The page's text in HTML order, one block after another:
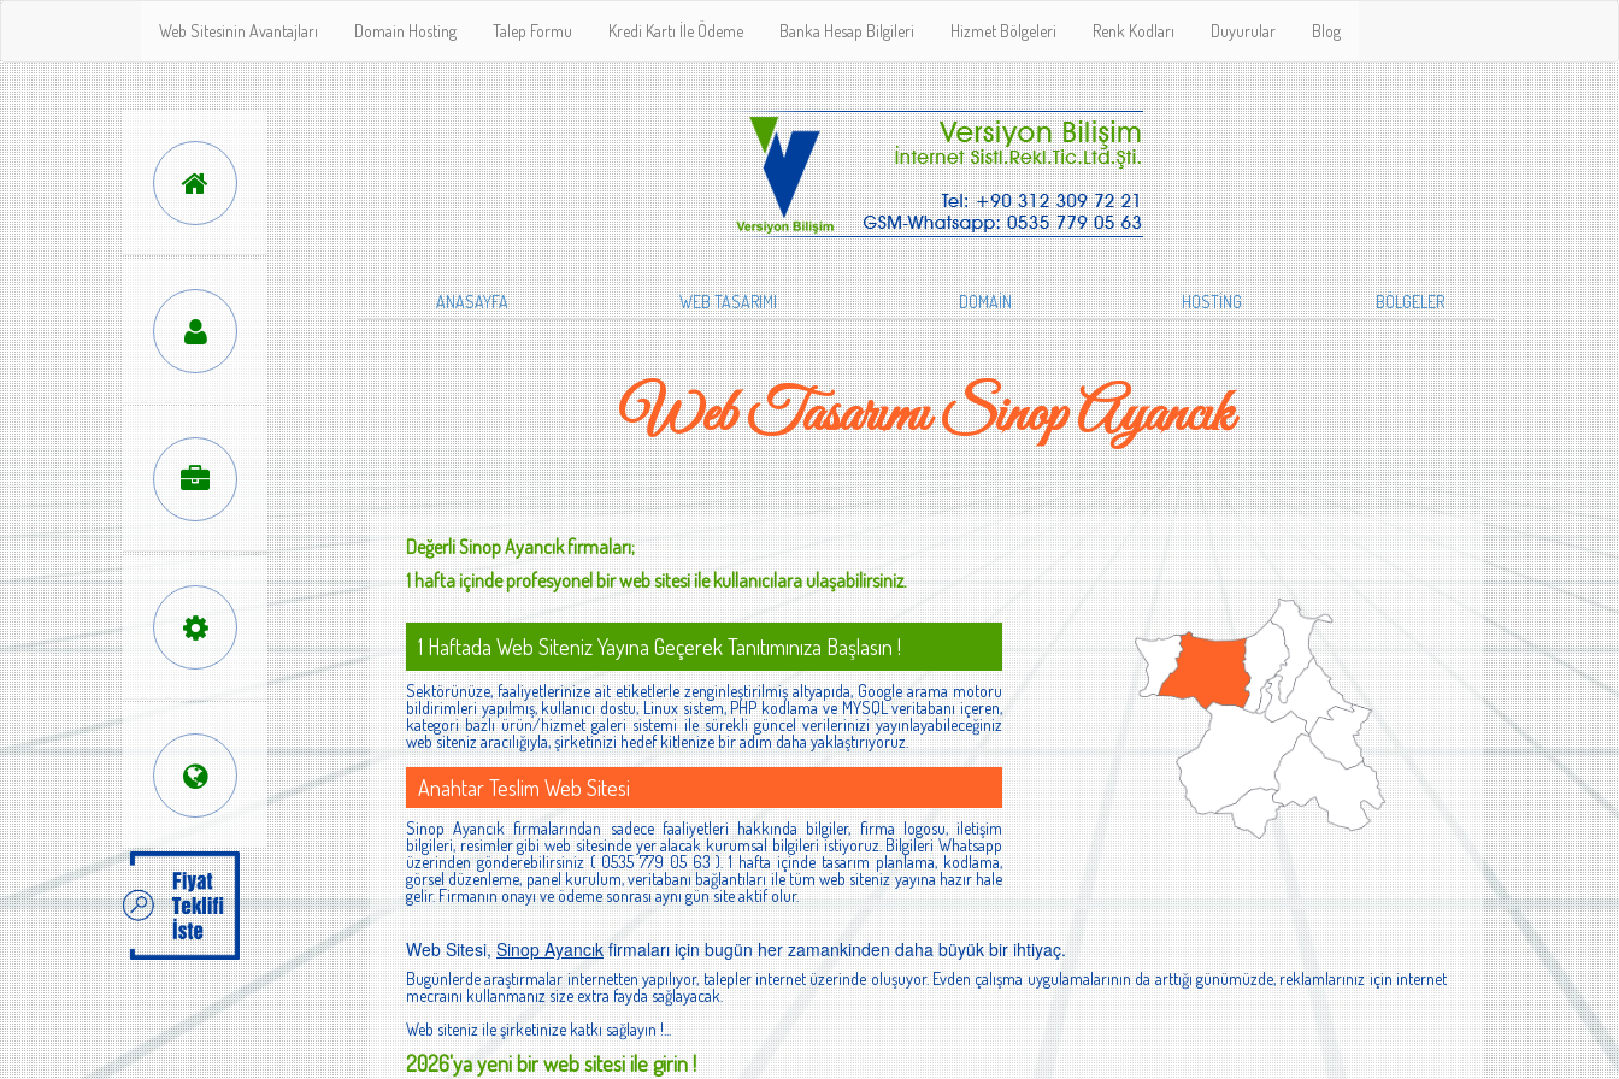
Web Sitesinin Avantajları Domain Hosting Talep Formu Kredi Kartı İle Ödeme Banka Hesap Bilgileri Hizmet Bölgeleri Renk Kodları Duyurular Blog
ANASAYFA WEB TASARIMI DOMAİN HOSTİNG BÖLGELER
Web Tasarımı Sinop Ayancık
DeğerliSinop Ayancıkfirmaları;
1 hafta içinde profesyonel bir web sitesi ile kullanıcılara ulaşabilirsiniz.
1 Haftada Web Siteniz Yayına Geçerek Tanıtımınıza Başlasın !
Sektörünüze, faaliyetlerinize ait etiketlerle zenginleştirilmiş altyapıda, Google arama motoru
bildirimleri yapılmış, kullanıcı dostu, Linux sistem, PHP kodlama ve MYSQL veritabanı içeren,
kategori bazlı ürün/hizmet galeri sistemi ile sürekli güncel verilerinizi yayınlayabileceğiniz
web siteniz aracılığıyla, şirketinizi hedef kitlenize bir adım daha yaklaştırıyoruz.
Anahtar Teslim Web Sitesi
Sinop Ayancık firmalarından sadece faaliyetleri hakkında bilgiler, firma logosu, iletişim
bilgileri, resimler gibi web sitesinde yer alacak kurumsal bilgileri istiyoruz. Bilgileri Whatsapp
üzerinden gönderebilirsiniz ( 0535 779 05 63 ). 1 hafta içinde tasarım planlama, kodlama,
görsel düzenleme, panel kurulum, veritabanı bağlantıları ile tüm web siteniz yayına hazır hale
gelir. Firmanın onayı ve ödeme sonrası aynı gün site aktif olur.
Web Sitesi,Sinop Ayancıkfirmaları için bugün her zamankinden daha büyük bir ihtiyaç.
Bugünlerde araştırmalar internetten yapılıyor, talepler internet üzerinde oluşuyor. Evden çalışma uygulamalarının da arttığı günümüzde, reklamlarınız için internet
mecraını kullanmanız size extra fayda sağlayacak.
Web siteniz ile şirketinize katkı sağlayın !...
2026'ya yeni bir web sitesi ile girin !